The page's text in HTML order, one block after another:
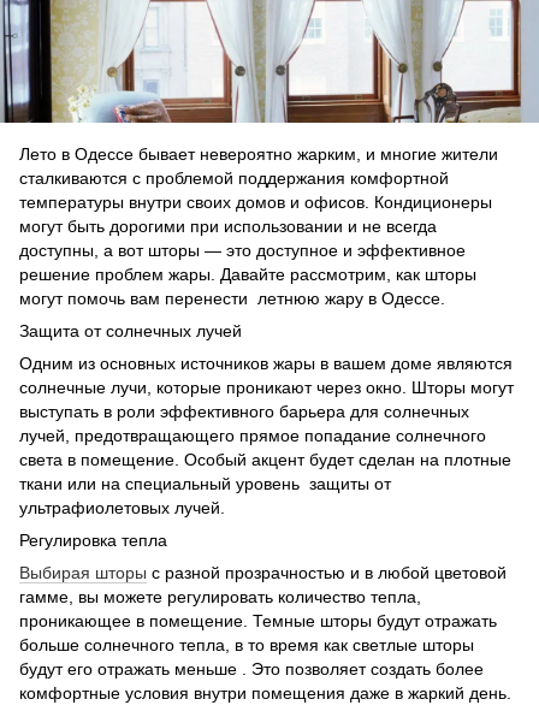
Лето в Одессе бывает невероятно жарким, и многие жители
сталкиваются с проблемой поддержания комфортной
температуры внутри своих домов и офисов. Кондиционеры
могут быть дорогими при использовании и не всегда
доступны, а вот шторы — это доступное и эффективное
решение проблем жары. Давайте рассмотрим, как шторы
могут помочь вам перенести летнюю жару в Одессе.
Защита от солнечных лучей
Одним из основных источников жары в вашем доме являются
солнечные лучи, которые проникают через окно. Шторы могут
выступать в роли эффективного барьера для солнечных
лучей, предотвращающего прямое попадание солнечного
света в помещение. Особый акцент будет сделан на плотные
ткани или на специальный уровень защиты от
ультрафиолетовых лучей.
Регулировка тепла
Выбирая шторы с разной прозрачностью и в любой цветовой
гамме, вы можете регулировать количество тепла,
проникающее в помещение. Темные шторы будут отражать
больше солнечного тепла, в то время как светлые шторы
будут его отражать меньше . Это позволяет создать более
комфортные условия внутри помещения даже в жаркий день.